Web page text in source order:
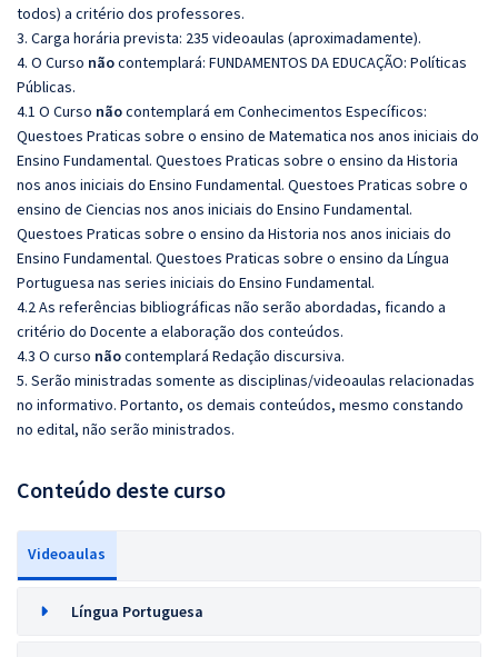
todos) a critério dos professores.
3. Carga horária prevista: 235 videoaulas (aproximadamente).
4. O Curso nãocontemplará: FUNDAMENTOS DA EDUCAÇÃO: Políticas
Públicas.
4.1 O Curso nãocontemplará em Conhecimentos Específicos:
Questoes Praticas sobre o ensino de Matematica nos anos iniciais do
Ensino Fundamental. Questoes Praticas sobre o ensino da Historia
nos anos iniciais do Ensino Fundamental. Questoes Praticas sobre o
ensino de Ciencias nos anos iniciais do Ensino Fundamental.
Questoes Praticas sobre o ensino da Historia nos anos iniciais do
Ensino Fundamental. Questoes Praticas sobre o ensino da Língua
Portuguesa nas series iniciais do Ensino Fundamental.
4.2 As referências bibliográficas não serão abordadas, ficando a
critério do Docente a elaboração dos conteúdos.
4.3 O curso nãocontemplará Redação discursiva.
5. Serão ministradas somente as disciplinas/videoaulas relacionadas
no informativo. Portanto, os demais conteúdos, mesmo constando
no edital, não serão ministrados.
Conteúdo deste curso
Videoaulas
Língua Portuguesa